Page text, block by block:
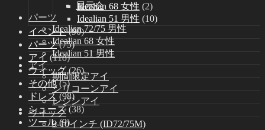
展示会
パーツ
Idealian 72/75 男性
Idealian 68 女性
Idealian 51 男性
アイ
期間限定アイ
シリコーンアイ
レジンアイ
ウィッグ
9-10インチ (ID72/75M)
Idealian 68 女性 (2)
Idealian 51 男性 (10)
イベント (90)
パーツ (75)
アイ (118)
ウィッグ (26)
その他 (5)
ドレス (98)
シューズ (38)
ツール (9)